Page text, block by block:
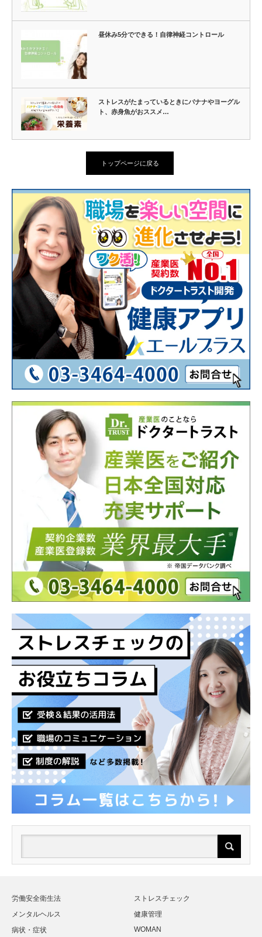
昼休み5分でできる！自律神経コントロール
ストレスがたまっているときにバナナやヨーグル
ト、赤身魚がおススメ…
トップページに戻る
労働安全衛生法
ストレスチェック
メンタルヘルス
健康管理
病状・症状
WOMAN